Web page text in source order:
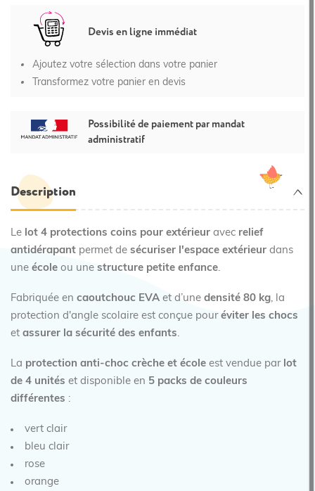
Devis en ligne immédiat
Ajoutez votre sélection dans votre panier
Transformez votre panier en devis
Possibilité de paiement par mandat
administratif
Description
Le lot 4 protections coins pour extérieur avec relief
antidérapant permet de sécuriser l'espace extérieur dans
une école ou une structure petite enfance.
Fabriquée en caoutchouc EVA et d’une densité 80 kg, la
protection d'angle scolaire est conçue pour éviter les chocs
et assurer la sécurité des enfants.
La protection anti-choc crèche et école est vendue par lot
de 4 unités et disponible en 5 packs de couleurs
différentes :
vert clair
bleu clair
rose
orange